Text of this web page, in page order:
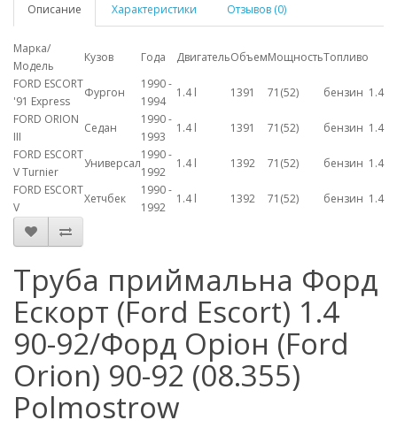
Описание Характеристики Отзывов (0)
Марка/
Модель
Кузов Года ДвигательОбъемМощностьТопливо
FORD ESCORT
'91 Express
Фургон
1990 -
1994
1.4 l 1391 71(52) бензин 1.4
FORD ORION
III
Седан
1990 -
1993
1.4 l 1391 71(52) бензин 1.4
FORD ESCORT
V Turnier
Универсал
1990 -
1992
1.4 l 1392 71(52) бензин 1.4
FORD ESCORT
V
Хетчбек
1990 -
1992
1.4 l 1392 71(52) бензин 1.4
Труба приймальна Форд
Ескорт (Ford Escort) 1.4
90-92/Форд Оріон (Ford
Orion) 90-92 (08.355)
Polmostrow